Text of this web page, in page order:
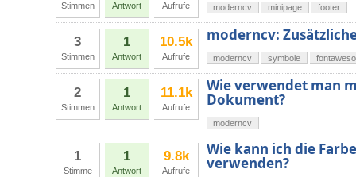
Stimmen Antwort Aufrufe moderncv minipage footer
3
Stimmen
1
Antwort
10.5k
Aufrufe
moderncv:
moderncv symbole
2
Stimmen
1
Antwort
11.1k
Aufrufe
Wie verwendet man
Dokument?
moderncv
1
Stimme
1
Antwort
9.8k
Aufrufe
Wie kann ich die
verwenden?